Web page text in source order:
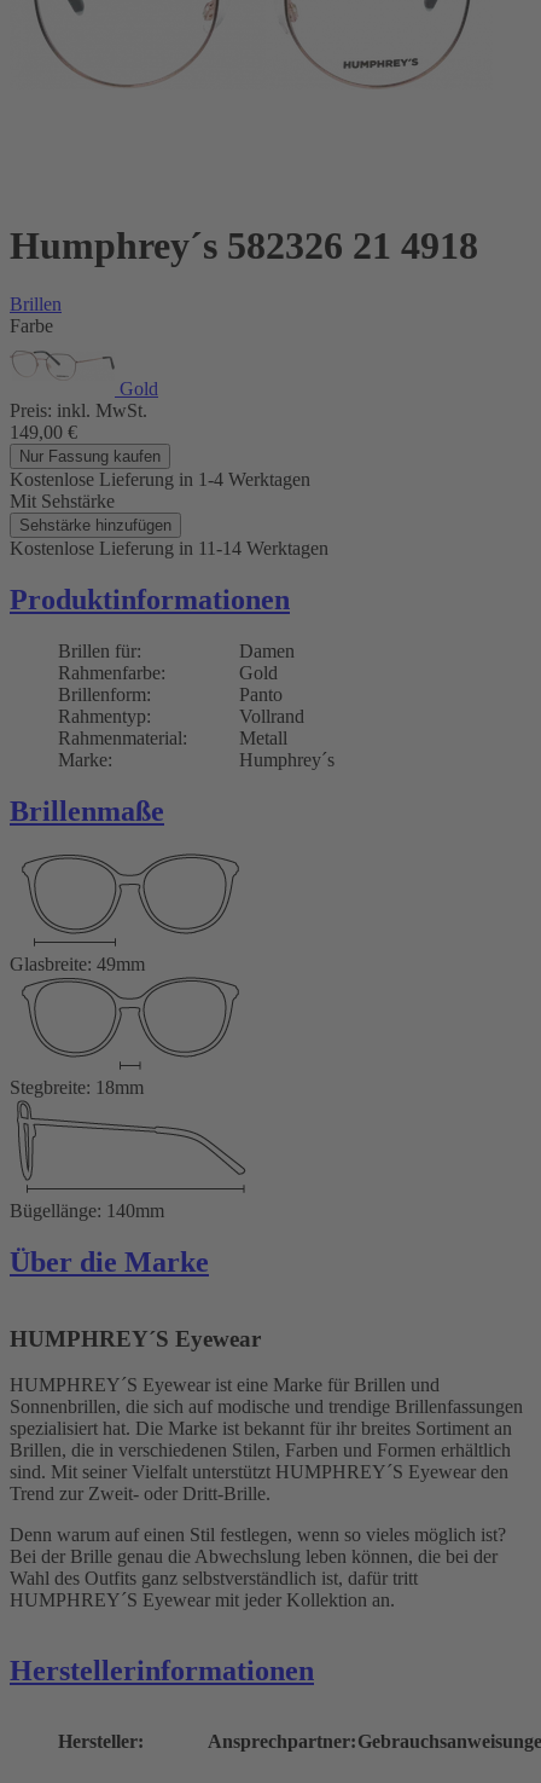
Humphrey´s 582326 21 4918
Brillen
Farbe
Gold
Preis: inkl. MwSt.
149,00 €
Nur Fassung kaufen
Kostenlose Lieferung in 1-4 Werktagen
Mit Sehstärke
Sehstärke hinzufügen
Kostenlose Lieferung in 11-14 Werktagen
Produktinformationen
Brillen für:
Damen
Rahmenfarbe:
Gold
Brillenform:
Panto
Rahmentyp:
Vollrand
Rahmenmaterial:
Metall
Marke:
Humphrey´s
Brillenmaße
Glasbreite: 49mm
Stegbreite: 18mm
Bügellänge: 140mm
Über die Marke
HUMPHREY´S Eyewear
HUMPHREY´S Eyewear ist eine Marke für Brillen und
Sonnenbrillen, die sich auf modische und trendige Brillenfassungen
spezialisiert hat. Die Marke ist bekannt für ihr breites Sortiment an
Brillen, die in verschiedenen Stilen, Farben und Formen erhältlich
sind. Mit seiner Vielfalt unterstützt HUMPHREY´S Eyewear den
Trend zur Zweit- oder Dritt-Brille.
Denn warum auf einen Stil festlegen, wenn so vieles möglich ist?
Bei der Brille genau die Abwechslung leben können, die bei der
Wahl des Outfits ganz selbstverständlich ist, dafür tritt
HUMPHREY´S Eyewear mit jeder Kollektion an.
Herstellerinformationen
Hersteller: Ansprechpartner: